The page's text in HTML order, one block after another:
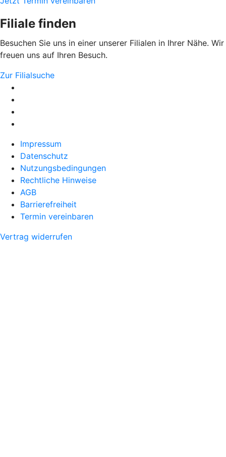
Filiale finden
Besuchen Sie uns in einer unserer Filialen in Ihrer Nähe. Wir
freuen uns auf Ihren Besuch.
Zur Filialsuche
Impressum
Datenschutz
Nutzungsbedingungen
Rechtliche Hinweise
AGB
Barrierefreiheit
Termin vereinbaren
Vertrag widerrufen